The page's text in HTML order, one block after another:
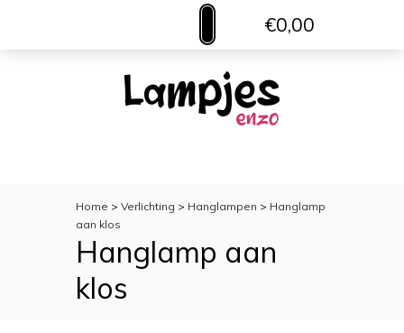
€0,00
Home > Verlichting > Hanglampen > Hanglamp
aan klos
Hanglamp aan
klos